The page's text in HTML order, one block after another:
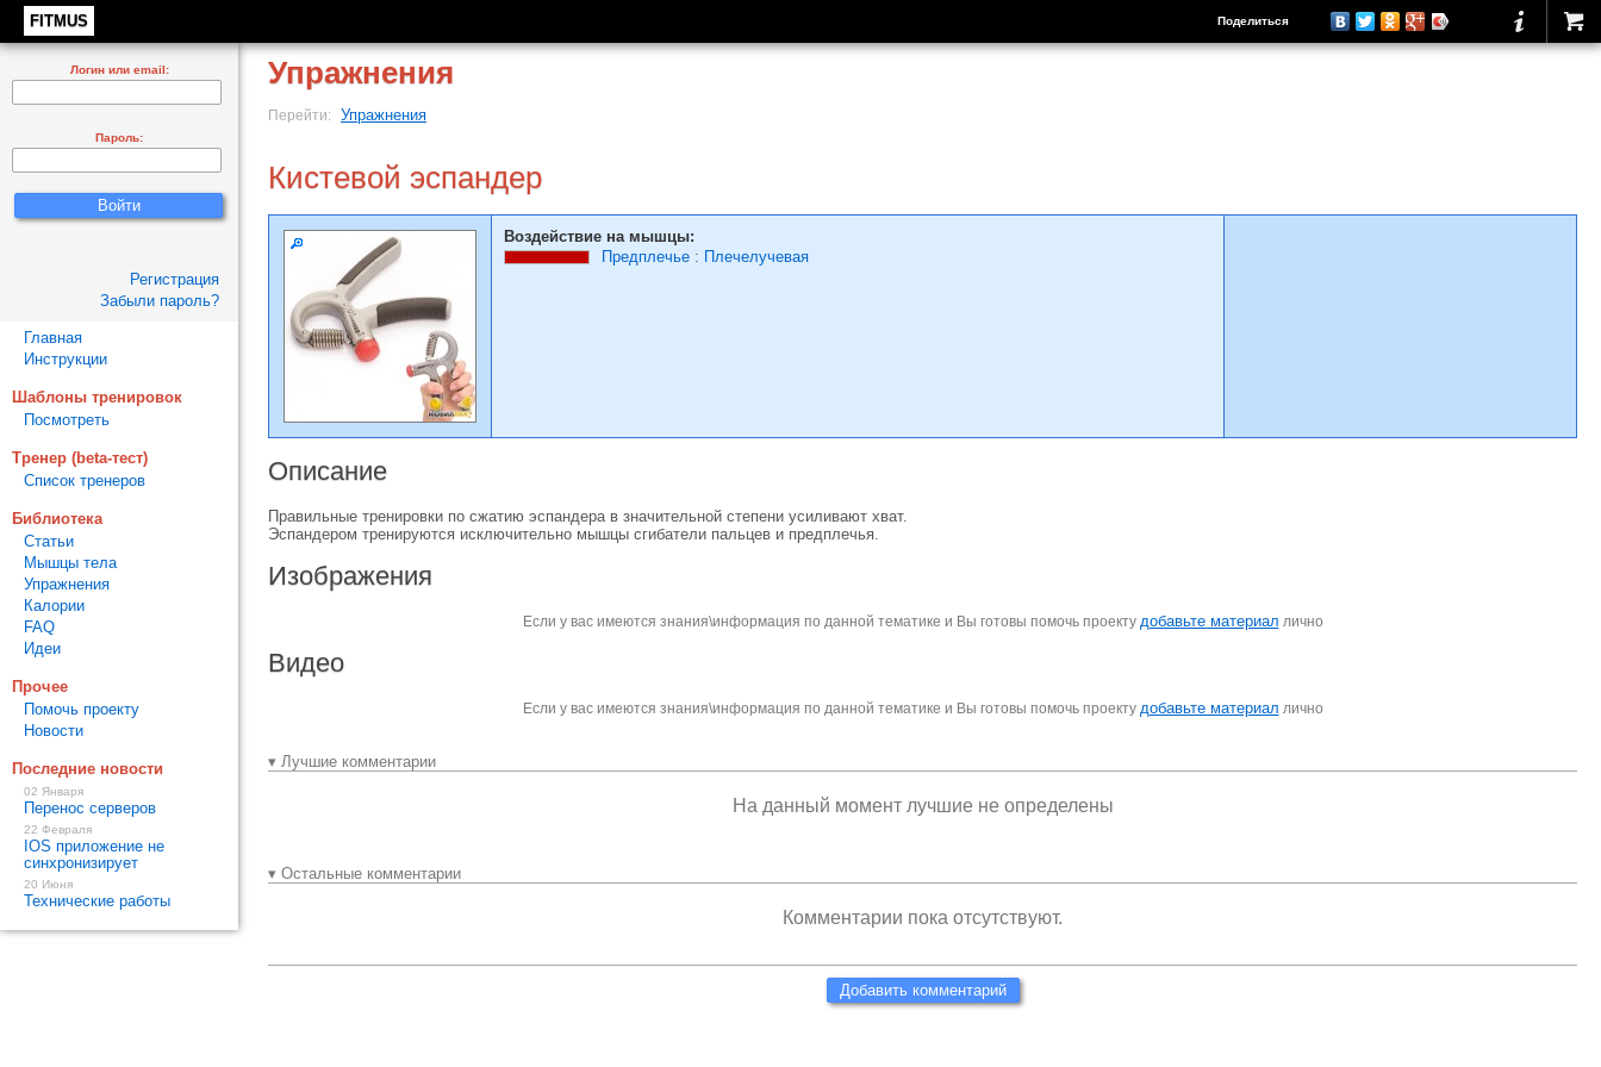
FITMUS Поделиться
Упражнения
Перейти: Упражнения
Кистевой эспандер
Воздействие на мышцы:
Предплечье : Плечелучевая
Описание
Правильные тренировки по сжатию эспандера в значительной степени усиливают хват.
Эспандером тренируются исключительно мышцы сгибатели пальцев и предплечья.
Изображения
Если у вас имеются знания\информация по данной тематике и Вы готовы помочь проекту добавьте материал лично
Видео
Если у вас имеются знания\информация по данной тематике и Вы готовы помочь проекту добавьте материал лично
▾ Лучшие комментарии
На данный момент лучшие не определены
▾ Остальные комментарии
Комментарии пока отсутствуют.
Добавить комментарий
Логин или email:
Пароль:
Регистрация
Забыли пароль?
Главная
Инструкции
Шаблоны тренировок
Посмотреть
Тренер (beta-тест)
Список тренеров
Библиотека
Статьи
Мышцы тела
Упражнения
Калории
FAQ
Идеи
Прочее
Помочь проекту
Новости
Последние новости
02 Января
Перенос серверов
22 Февраля
IOS приложение не
синхронизирует
20 Июня
Технические работы